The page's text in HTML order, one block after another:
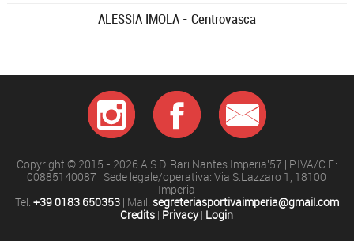
ALESSIA IMOLA - Centrovasca
Copyright © 2015 - 2026 A.S.D. Rari Nantes Imperia'57 | P.IVA/C.F.:
00885140087 | Sede legale/operativa: Via S.Lazzaro 1, 18100
Imperia
Tel. +39 0183 650353| Mail: segreteriasportivaimperia@gmail.com
Credits | Privacy| Login